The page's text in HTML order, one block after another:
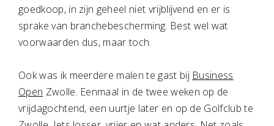
goedkoop, in zijn geheel niet vrijblijvend en er is
sprake van branchebescherming. Best wel wat
voorwaarden dus, maar toch.
Ook was ik meerdere malen te gast bij Business
Open Zwolle. Eenmaal in de twee weken op de
vrijdagochtend, een uurtje later en op de Golfclub te